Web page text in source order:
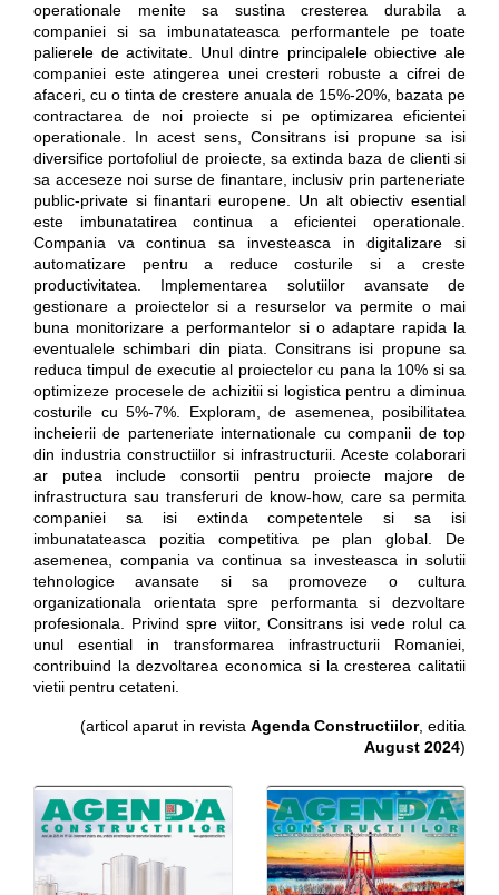
operationale menite sa sustina cresterea durabila a
companiei si sa imbunatateasca performantele pe toate
palierele de activitate. Unul dintre principalele obiective ale
companiei este atingerea unei cresteri robuste a cifrei de
afaceri, cu o tinta de crestere anuala de 15%-20%, bazata pe
contractarea de noi proiecte si pe optimizarea eficientei
operationale. In acest sens, Consitrans isi propune sa isi
diversifice portofoliul de proiecte, sa extinda baza de clienti si
sa acceseze noi surse de finantare, inclusiv prin parteneriate
public-private si finantari europene. Un alt obiectiv esential
este imbunatatirea continua a eficientei operationale.
Compania va continua sa investeasca in digitalizare si
automatizare pentru a reduce costurile si a creste
productivitatea. Implementarea solutiilor avansate de
gestionare a proiectelor si a resurselor va permite o mai
buna monitorizare a performantelor si o adaptare rapida la
eventualele schimbari din piata. Consitrans isi propune sa
reduca timpul de executie al proiectelor cu pana la 10% si sa
optimizeze procesele de achizitii si logistica pentru a diminua
costurile cu 5%-7%. Exploram, de asemenea, posibilitatea
incheierii de parteneriate internationale cu companii de top
din industria constructiilor si infrastructurii. Aceste colaborari
ar putea include consortii pentru proiecte majore de
infrastructura sau transferuri de know-how, care sa permita
companiei sa isi extinda competentele si sa isi
imbunatateasca pozitia competitiva pe plan global. De
asemenea, compania va continua sa investeasca in solutii
tehnologice avansate si sa promoveze o cultura
organizationala orientata spre performanta si dezvoltare
profesionala. Privind spre viitor, Consitrans isi vede rolul ca
unul esential in transformarea infrastructurii Romaniei,
contribuind la dezvoltarea economica si la cresterea calitatii
vietii pentru cetateni.
(articol aparut in revista Agenda Constructiilor, editia
August 2024)